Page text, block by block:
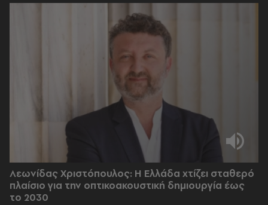
Λεωνίδας Χριστόπουλος: Η Ελλάδα χτίζει σταθερό
πλαίσιο για την οπτικοακουστική δημιουργία έως
το 2030